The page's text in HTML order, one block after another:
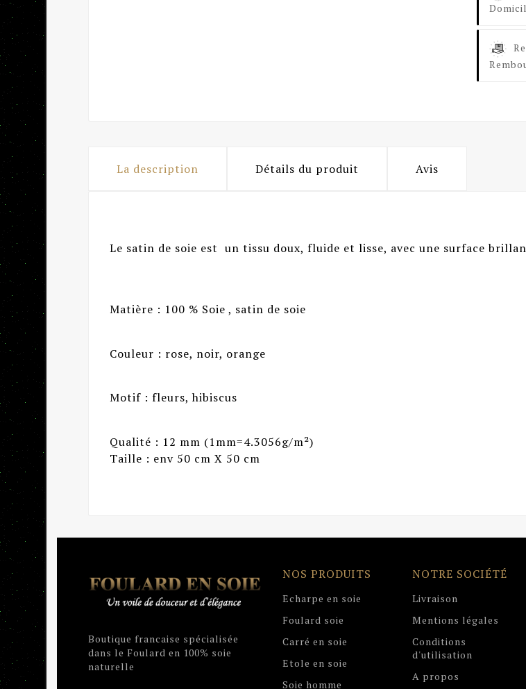
La description Détails du produit Avis
Le satin de soie est un tissu doux, fluide et lisse, avec une surface
Matière : 100 % Soie , satin de soie
Couleur : rose, noir, orange
Motif : fleurs, hibiscus
Qualité : 12 mm (1mm=4.3056g/m²)
Taille : env 50 cm X 50 cm
Boutique francaise spécialisée
dans le Foulard en 100% soie
naturelle
NOS PRODUITS
Echarpe en soie
Foulard soie
Carré en soie
Etole en soie
Soie homme
NOTRE SOCIÉTÉ
Livraison
Mentions légales
Conditions
d'utilisation
A propos